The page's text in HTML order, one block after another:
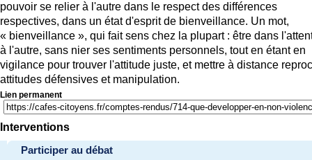
pouvoir se relier à l'autre dans le respect des différences
respectives, dans un état d'esprit de bienveillance. Un mot,
« bienveillance », qui fait sens chez la plupart : être dans
à l'autre, sans nier ses sentiments personnels, tout en étant en
vigilance pour trouver l'attitude juste, et mettre à distance
attitudes défensives et manipulation.
Lien permanent
Interventions
Participer au débat